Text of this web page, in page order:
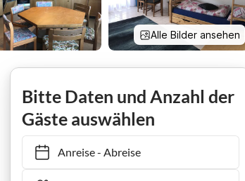
Alle Bilder ansehen
Grafenhausen
Bitte Daten und Anzahl der
Gäste auswählen
Anreise- Abreise